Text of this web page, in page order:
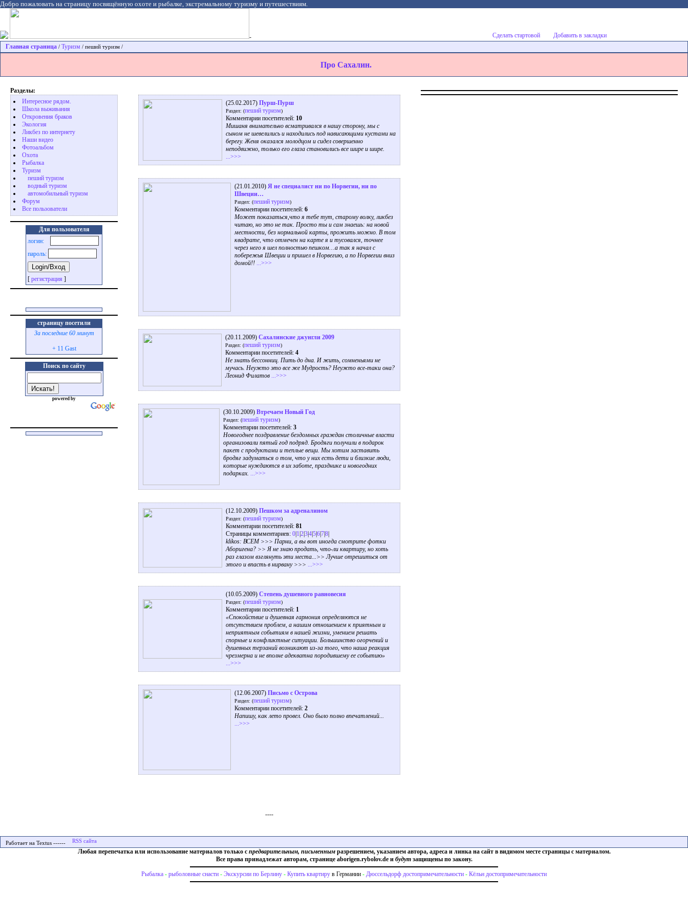
Добро пожаловать на страницу посвящённую охоте и рыбалке, экстремальному туризму и путешествиям.
- Сделать стартовой
Добавить в закладки
Главная страница / Туризм / пеший туризм /
Про Сахалин.
Разделы:
Интересное рядом.
Школа выживания
Откровения браков
Экология
Ликбез по интернету
Наши видео
Фотоальбом
Охота
Pыбалка
Туризм
пеший туризм
водный туризм
автомобильный туризм
Форум
Все пользователи
Для пользователя
логин:
пароль:
[ регистрация ]
страницу посетили
За последние 60 минут
+ 11 Gast
Поиск по сайту
powered by
(25.02.2017) Пурш-Пурш
Раздел: (пеший туризм)
Комментарии посетителей: 10
Мишаня внимательно всматривался в нашу сторону, мы с
сыном не шевелились и находились под нависающими кустами на
берегу. Женя оказался молодцом и сидел совершенно
неподвижно, только его глаза становились все шире и шире.
...>>>
(21.01.2010) Я не специалист ни по Норвегии, ни по
Швеции…
Раздел: (пеший туризм)
Комментарии посетителей: 6
Может показаться,что я тебе тут, старому волку, ликбез
читаю, но это не так. Просто ты и сам знаешь: на новой
местности, без нормальной карты, прожить можно. В том
квадрате, что отмечен на карте я и тусовался, точнее
через него я шел полностью пешком…а так я начал с
побережья Швеции и пришел в Норвегию, а по Норвегии вниз
домой!! ...>>>
(20.11.2009) Сахалинские джунгли 2009
Раздел: (пеший туризм)
Комментарии посетителей: 4
Не знать бессонниц. Пить до дна. И жить, сомненьями не
мучась. Неужто это все же Мудрость? Неужто все-таки она?
Леонид Филатов ...>>>
(30.10.2009) Втречаем Новый Год
Раздел: (пеший туризм)
Комментарии посетителей: 3
Новогоднее поздравление бездомных граждан столичные власти
организовали пятый год подряд. Бродяги получили в подарок
пакет с продуктами и теплые вещи. Мы хотим заставить
бродяг задуматься о том, что у них есть дети и близкие люди,
которые нуждаются в их заботе, празднике и новогодних
подарках. ...>>>
(12.10.2009) Пешком за адреналином
Раздел: (пеший туризм)
Комментарии посетителей: 81
Страницы комментариев: 0 1 2345678
klikos: ВСЕМ >>> Парни, а вы вот иногда смотрите фотки
Аборигена? >> Я не знаю продать, что-ли квартиру, но хоть
раз глазом взглянуть эти места...>> Лучше отрешиться от
этого и впасть в нирвану >>> ...>>>
(10.05.2009) Степень душевного равновесия
Раздел: (пеший туризм)
Комментарии посетителей: 1
«Спокойствие и душевная гармония определяются не
отсутствием проблем, а нашим отношением к приятным и
неприятным событиям в нашей жизни, умением решать
спорные и конфликтные ситуации. Большинство огорчений и
душевных терзаний возникают из-за того, что наша реакция
чрезмерна и не вполне адекватна породившему ее событию»
...>>>
(12.06.2007) Письмо с Острова
Раздел: (пеший туризм)
Комментарии посетителей: 2
Напишу, как лето провел. Оно было полно впечатлений...
...>>>
----
Работает на Textus ------
Любая перепечатка или использование материалов только с предварительным, письменнымразрешением, указанием автора, адреса и линка на сайт в видимом месте страницы с материалом.
Все права принадлежат авторам, странице aborigen.rybolov.de и будутзащищены по закону.
Рыбалка - рыболовные снасти - Экскурсии по Берлину - Купить квартиру в Германии - Дюссельдорф достопримечательности - Кёльн достопримечательности